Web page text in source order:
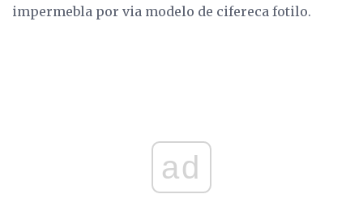
impermebla por via modelo de cifereca fotilo.
ad